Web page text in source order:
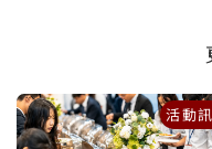
活動